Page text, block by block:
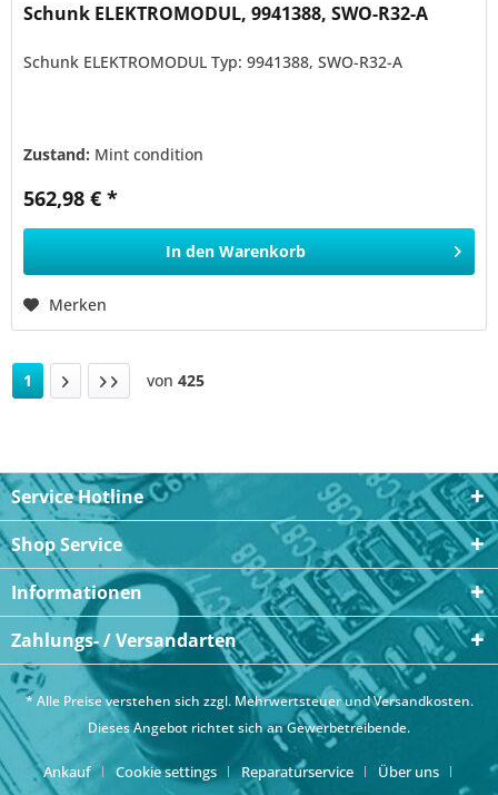
Schunk ELEKTROMODUL, 9941388, SWO-R32-A
Schunk ELEKTROMODUL Typ: 9941388, SWO-R32-A
Zustand: Mint condition
562,98 € *
In den Warenkorb
Merken
1 von 425
Service Hotline
Shop Service
Informationen
Zahlungs- / Versandarten
* Alle Preise verstehen sich zzgl. Mehrwertsteuer undVersandkosten.
Dieses Angebot richtet sich an Gewerbetreibende.
Ankauf Cookie settings Reparaturservice Über uns